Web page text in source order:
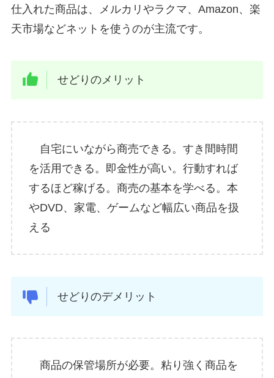
仕入れた商品は、メルカリやラクマ、Amazon、楽
天市場などネットを使うのが主流です。
せどりのメリット
自宅にいながら商売できる。すき間時間
を活用できる。即金性が高い。行動すれば
するほど稼げる。商売の基本を学べる。本
やDVD、家電、ゲームなど幅広い商品を扱
える
せどりのデメリット
商品の保管場所が必要。粘り強く商品を